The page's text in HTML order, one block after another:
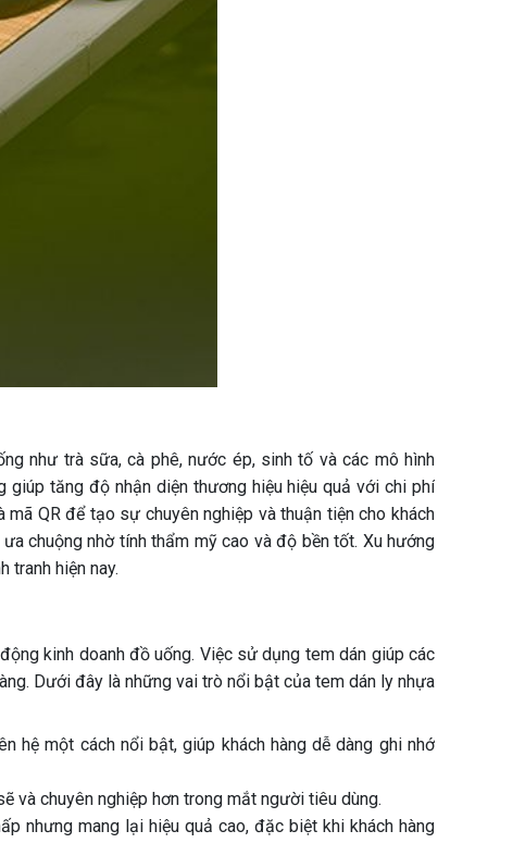
như trà sữa, cà phê, nước ép, sinh tố và các mô hình
tăng độ nhận diện thương hiệu hiệu quả với chi phí
QR để tạo sự chuyên nghiệp và thuận tiện cho khách
chuộng nhờ tính thẩm mỹ cao và độ bền tốt. Xu hướng
tranh hiện nay.
kinh doanh đồ uống. Việc sử dụng tem dán giúp các
Dưới đây là những vai trò nổi bật của tem dán ly nhựa
hệ một cách nổi bật, giúp khách hàng dễ dàng ghi nhớ
và chuyên nghiệp hơn trong mắt người tiêu dùng.
nhưng mang lại hiệu quả cao, đặc biệt khi khách hàng